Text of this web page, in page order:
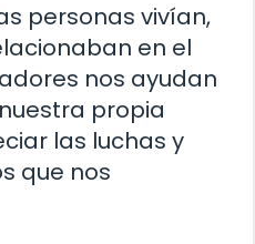
personas vivían,
en el
nos ayudan
propia
las luchas y
que nos